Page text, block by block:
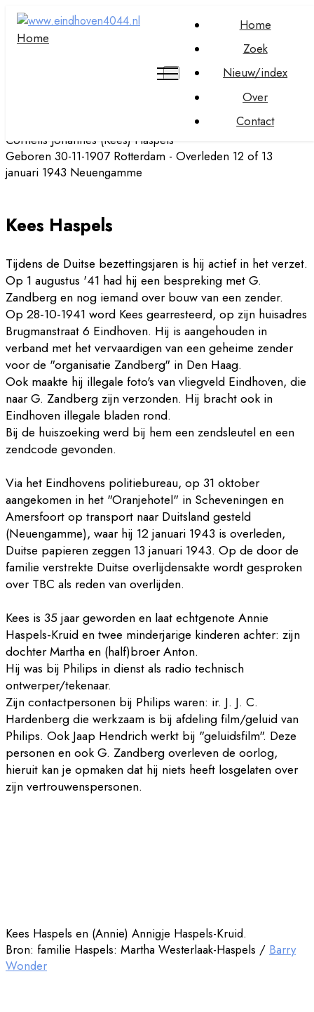
Home
Home
Zoek
Nieuw/index
Over
Contact
Cornelis Johannes (Kees) Haspels
Geboren 30-11-1907 Rotterdam - Overleden 12 of 13
januari 1943 Neuengamme
Kees Haspels
Tijdens de Duitse bezettingsjaren is hij actief in het verzet.
Op 1 augustus '41 had hij een bespreking met G.
Zandberg en nog iemand over bouw van een zender.
Op 28-10-1941 word Kees gearresteerd, op zijn huisadres
Brugmanstraat 6 Eindhoven. Hij is aangehouden in
verband met het vervaardigen van een geheime zender
voor de "organisatie Zandberg" in Den Haag.
Ook maakte hij illegale foto's van vliegveld Eindhoven, die
naar G. Zandberg zijn verzonden. Hij bracht ook in
Eindhoven illegale bladen rond.
Bij de huiszoeking werd bij hem een zendsleutel en een
zendcode gevonden.
Via het Eindhovens politiebureau, op 31 oktober
aangekomen in het "Oranjehotel" in Scheveningen en
Amersfoort op transport naar Duitsland gesteld
(Neuengamme), waar hij 12 januari 1943 is overleden,
Duitse papieren zeggen 13 januari 1943. Op de door de
familie verstrekte Duitse overlijdensakte wordt gesproken
over TBC als reden van overlijden.
Kees is 35 jaar geworden en laat echtgenote Annie
Haspels-Kruid en twee minderjarige kinderen achter: zijn
dochter Martha en (half)broer Anton.
Hij was bij Philips in dienst als radio technisch
ontwerper/tekenaar.
Zijn contactpersonen bij Philips waren: ir. J. J. C.
Hardenberg die werkzaam is bij afdeling film/geluid van
Philips. Ook Jaap Hendrich werkt bij "geluidsfilm". Deze
personen en ook G. Zandberg overleven de oorlog,
hieruit kan je opmaken dat hij niets heeft losgelaten over
zijn vertrouwenspersonen.
Kees Haspels en (Annie) Annigje Haspels-Kruid.
Bron: familie Haspels: Martha Westerlaak-Haspels / Barry
Wonder